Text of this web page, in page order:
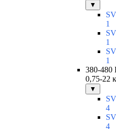
▼
1
1
1
380-480
0,75-22
▼
4
4